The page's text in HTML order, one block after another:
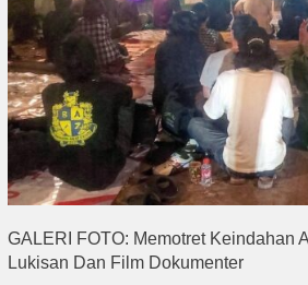
GALERI FOTO: Memotret Keindahan
Lukisan Dan Film Dokumenter